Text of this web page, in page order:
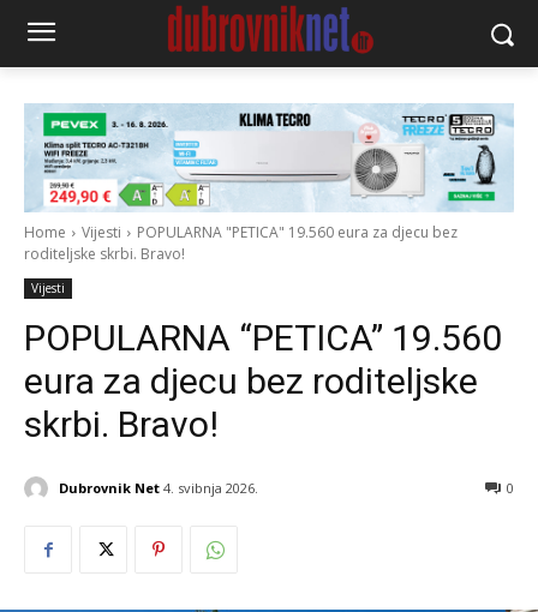
Home Vijesti
POPULARNA "PETICA" 19.560 eura za djecu bez
roditeljske skrbi. Bravo!
Vijesti
POPULARNA “PETICA” 19.560
eura za djecu bez roditeljske
skrbi. Bravo!
Dubrovnik Net 4. svibnja 2026. 0